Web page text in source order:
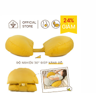
24%
GIẢM